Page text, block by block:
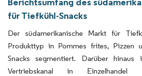
für Tiefkühl-Snacks
Der südamerikanische Markt für
Produkttyp in Pommes frites, Pizzen
Snacks segmentiert. Darüber
Vertriebskanal in